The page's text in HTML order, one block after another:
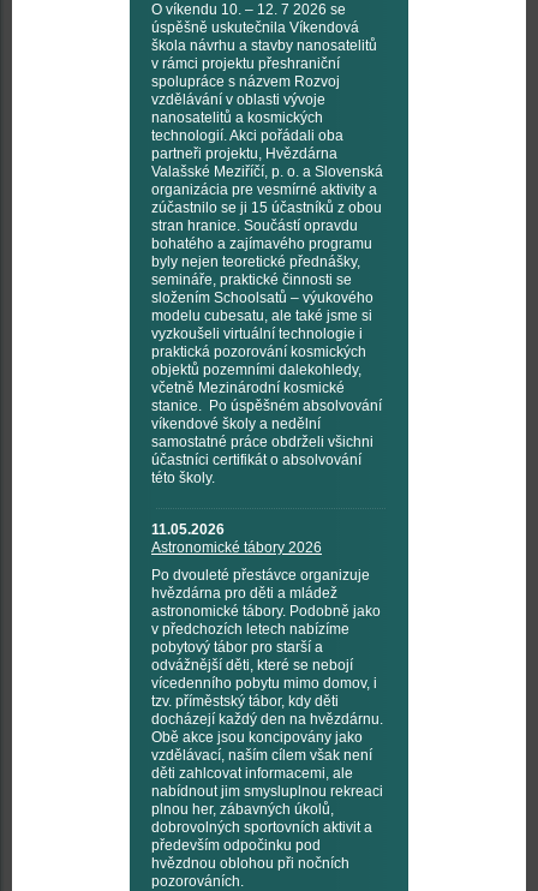
O víkendu 10. – 12. 7 2026 se
úspěšně uskutečnila Víkendová
škola návrhu a stavby nanosatelitů
v rámci projektu přeshraniční
spolupráce s názvem Rozvoj
vzdělávání v oblasti vývoje
nanosatelitů a kosmických
technologií. Akci pořádali oba
partneři projektu, Hvězdárna
Valašské Meziříčí, p. o. a Slovenská
organizácia pre vesmírné aktivity a
zúčastnilo se ji 15 účastníků z obou
stran hranice. Součástí opravdu
bohatého a zajímavého programu
byly nejen teoretické přednášky,
semináře, praktické činnosti se
složením Schoolsatů – výukového
modelu cubesatu, ale také jsme si
vyzkoušeli virtuální technologie i
praktická pozorování kosmických
objektů pozemními dalekohledy,
včetně Mezinárodní kosmické
stanice. Po úspěšném absolvování
víkendové školy a nedělní
samostatné práce obdrželi všichni
účastníci certifikát o absolvování
této školy.
11.05.2026
Astronomické tábory 2026
Po dvouleté přestávce organizuje
hvězdárna pro děti a mládež
astronomické tábory. Podobně jako
v předchozích letech nabízíme
pobytový tábor pro starší a
odvážnější děti, které se nebojí
vícedenního pobytu mimo domov, i
tzv. příměstský tábor, kdy děti
docházejí každý den na hvězdárnu.
Obě akce jsou koncipovány jako
vzdělávací, naším cílem však není
děti zahlcovat informacemi, ale
nabídnout jim smysluplnou rekreaci
plnou her, zábavných úkolů,
dobrovolných sportovních aktivit a
především odpočinku pod
hvězdnou oblohou při nočních
pozorováních.